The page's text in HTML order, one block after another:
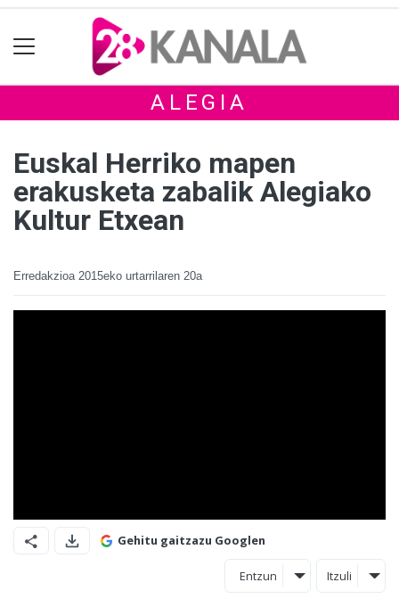
ALEGIA
Euskal Herriko mapen
erakusketa zabalik Alegiako
Kultur Etxean
Erredakzioa 2015eko urtarrilaren 20a
Gehitu gaitzazu Googlen
Entzun Itzuli